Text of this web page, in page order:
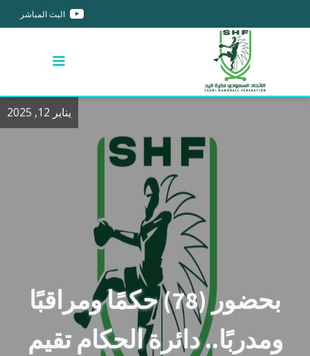
البث المباشر
يناير 12, 2025
بحضور (78) حكمًا ومراقبًا
ومدربًا.. دائرة الحكام تقيم